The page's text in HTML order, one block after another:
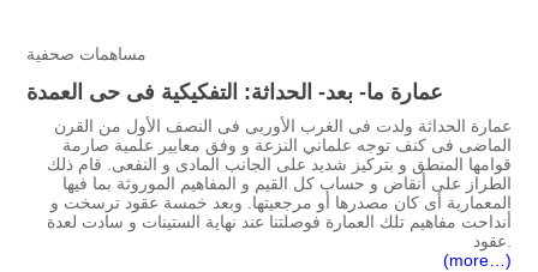
مساهمات صحفية
عمارة ما- بعد- الحداثة: التفكيكية فى حى العمدة
عمارة الحداثة ولدت فى الغرب الأوربى فى النصف الأول من القرن
الماضى فى كنف توجه علماني النزعة و وفق معايير علمية صارمة
قوامها المنطق و بتركيز شديد على الجانب المادى و النفعى. قام ذلك
الطراز على أنقاض و حساب كل القيم و المفاهيم الموروثة بما فيها
المعمارية أى كان مصدرها أو مرجعيتها. وبعد خمسة عقود ترسخت و
أنداحت مفاهيم تلك العمارة فوصلتنا عند نهاية الستينات و سادت لعدة
(more…)